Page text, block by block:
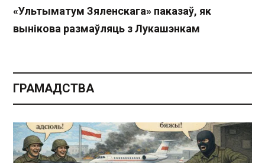
«Ультыматум Зяленскага» паказаў, як
вынікова размаўляць з Лукашэнкам
ГРАМАДСТВА